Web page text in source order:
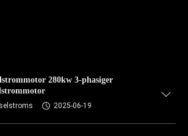
280kw 3-phasiger
2025-06-19